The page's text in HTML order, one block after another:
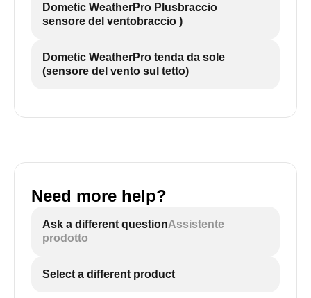
Dometic WeatherPro Plusbraccio
sensore del ventobraccio )
Dometic WeatherPro tenda da sole
(sensore del vento sul tetto)
Need more help?
Ask a different questionAssistente
prodotto
Select a different product